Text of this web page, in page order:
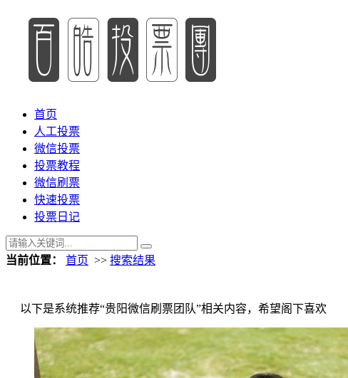
首页
人工投票
微信投票
投票教程
微信刷票
快速投票
投票日记
当前位置： 首页 >> 搜索结果
以下是系统推荐“贵阳微信刷票团队”相关内容，希望阁下喜欢